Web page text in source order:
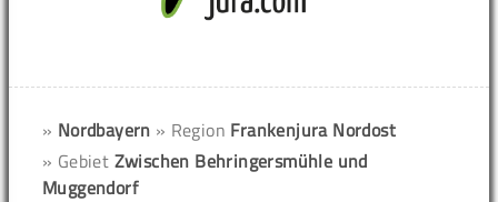
» Nordbayern » Region Frankenjura Nordost
» Gebiet Zwischen Behringersmühle und
Muggendorf